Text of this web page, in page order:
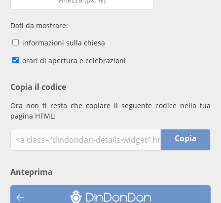
Dati da mostrare:
informazioni sulla chiesa
orari di apertura e celebrazioni
Copia il codice
Ora non ti resta che copiare il seguente codice nella tua
pagina HTML:
Copia
Anteprima